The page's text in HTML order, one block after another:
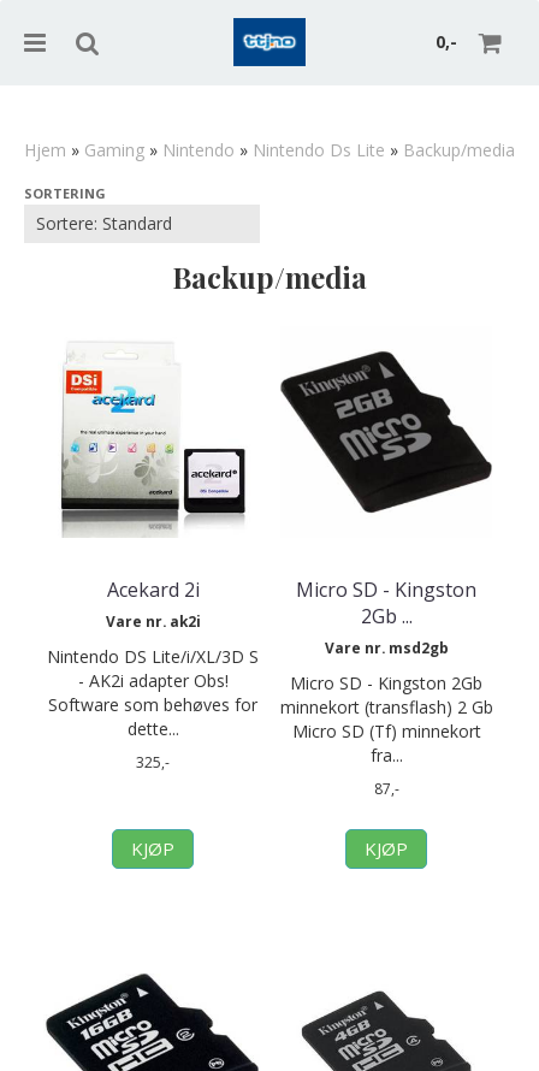
0,-
Hjem » Gaming » Nintendo » Nintendo Ds Lite » Backup/media
SORTERING
Backup/media
Acekard 2i
Vare nr. ak2i
Nintendo DS Lite/i/XL/3D S
- AK2i adapter Obs!
Software som behøves for
dette...
325,-
KJØP
Micro SD - Kingston
2Gb ...
Vare nr. msd2gb
Micro SD - Kingston 2Gb
minnekort (transflash) 2 Gb
Micro SD (Tf) minnekort
fra...
87,-
KJØP